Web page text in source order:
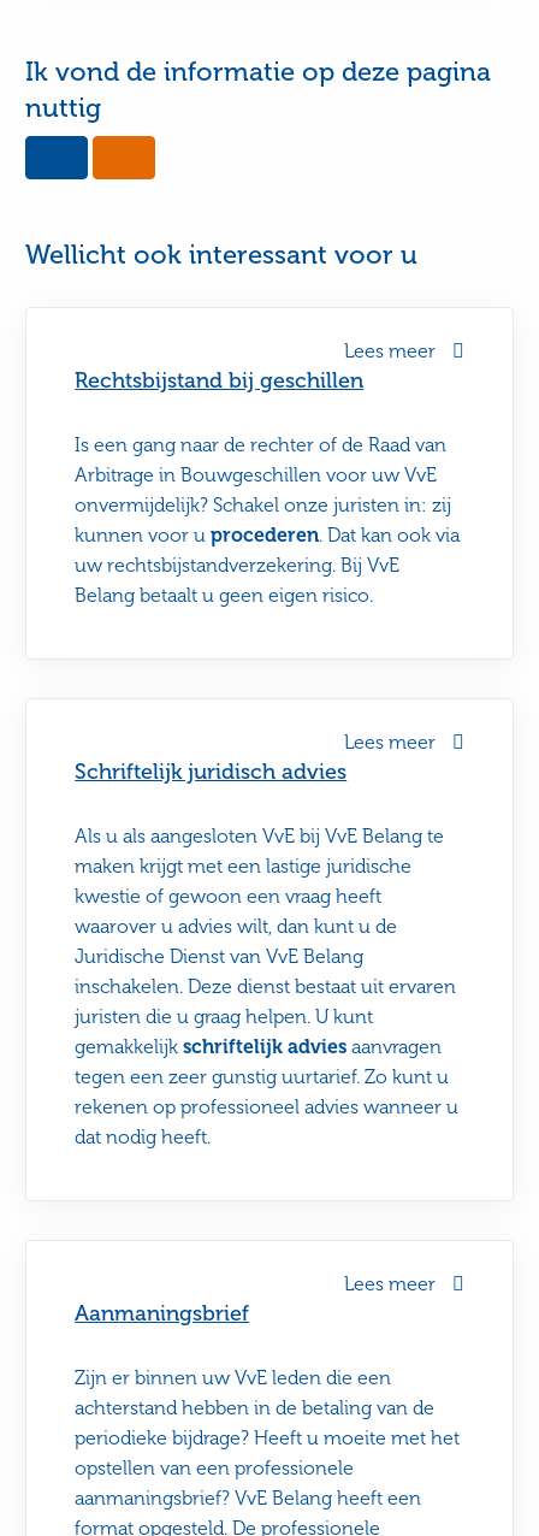
Ik vond de informatie op deze pagina
nuttig
this
this
useful
Wellicht ook interessant voor u
Aanmaningsbrief
Zijn er binnen uw VvE leden die een
achterstand hebben in de betaling van de
periodieke bijdrage? Heeft u moeite met het
opstellen van een professionele
aanmaningsbrief? VvE Belang heeft een
format opgesteld. De professionele
Lees meer
Schriftelijk juridisch advies
Als u als aangesloten VvE bij VvE Belang te
maken krijgt met een lastige juridische
kwestie of gewoon een vraag heeft
waarover u advies wilt, dan kunt u de
Juridische Dienst van VvE Belang
inschakelen. Deze dienst bestaat uit ervaren
juristen die u graag helpen. U kunt
gemakkelijkschriftelijk advies aanvragen
tegen een zeer gunstig uurtarief. Zo kunt u
rekenen op professioneel advies wanneer u
dat nodig heeft.
Lees meer
Rechtsbijstand bij geschillen
Is een gang naar de rechter of de Raad van
Arbitrage in Bouwgeschillen voor uw VvE
onvermijdelijk? Schakel onze juristen in: zij
kunnen voor uprocederen. Dat kan ook via
uw rechtsbijstandverzekering. Bij VvE
Belang betaalt u geen eigen risico.
Lees meer